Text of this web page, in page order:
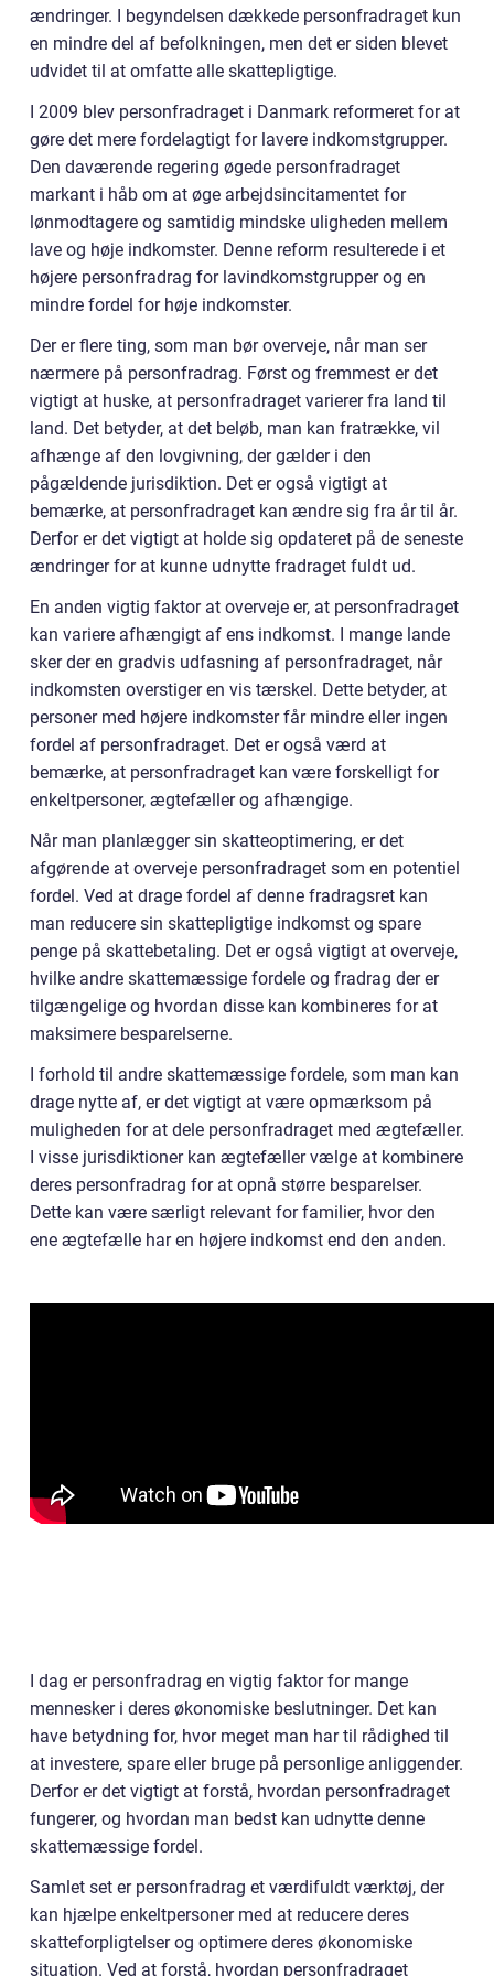
ændringer. I begyndelsen dækkede personfradraget kun
en mindre del af befolkningen, men det er siden blevet
udvidet til at omfatte alle skattepligtige.
I 2009 blev personfradraget i Danmark reformeret for at
gøre det mere fordelagtigt for lavere indkomstgrupper.
Den daværende regering øgede personfradraget
markant i håb om at øge arbejdsincitamentet for
lønmodtagere og samtidig mindske uligheden mellem
lave og høje indkomster. Denne reform resulterede i et
højere personfradrag for lavindkomstgrupper og en
mindre fordel for høje indkomster.
Der er flere ting, som man bør overveje, når man ser
nærmere på personfradrag. Først og fremmest er det
vigtigt at huske, at personfradraget varierer fra land til
land. Det betyder, at det beløb, man kan fratrække, vil
afhænge af den lovgivning, der gælder i den
pågældende jurisdiktion. Det er også vigtigt at
bemærke, at personfradraget kan ændre sig fra år til år.
Derfor er det vigtigt at holde sig opdateret på de seneste
ændringer for at kunne udnytte fradraget fuldt ud.
En anden vigtig faktor at overveje er, at personfradraget
kan variere afhængigt af ens indkomst. I mange lande
sker der en gradvis udfasning af personfradraget, når
indkomsten overstiger en vis tærskel. Dette betyder, at
personer med højere indkomster får mindre eller ingen
fordel af personfradraget. Det er også værd at
bemærke, at personfradraget kan være forskelligt for
enkeltpersoner, ægtefæller og afhængige.
Når man planlægger sin skatteoptimering, er det
afgørende at overveje personfradraget som en potentiel
fordel. Ved at drage fordel af denne fradragsret kan
man reducere sin skattepligtige indkomst og spare
penge på skattebetaling. Det er også vigtigt at overveje,
hvilke andre skattemæssige fordele og fradrag der er
tilgængelige og hvordan disse kan kombineres for at
maksimere besparelserne.
I forhold til andre skattemæssige fordele, som man kan
drage nytte af, er det vigtigt at være opmærksom på
muligheden for at dele personfradraget med ægtefæller.
I visse jurisdiktioner kan ægtefæller vælge at kombinere
deres personfradrag for at opnå større besparelser.
Dette kan være særligt relevant for familier, hvor den
ene ægtefælle har en højere indkomst end den anden.
I dag er personfradrag en vigtig faktor for mange
mennesker i deres økonomiske beslutninger. Det kan
have betydning for, hvor meget man har til rådighed til
at investere, spare eller bruge på personlige anliggender.
Derfor er det vigtigt at forstå, hvordan personfradraget
fungerer, og hvordan man bedst kan udnytte denne
skattemæssige fordel.
Samlet set er personfradrag et værdifuldt værktøj, der
kan hjælpe enkeltpersoner med at reducere deres
skatteforpligtelser og optimere deres økonomiske
situation. Ved at forstå, hvordan personfradraget